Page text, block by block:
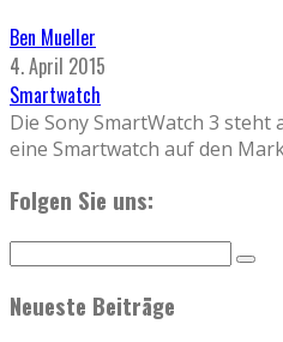
Ben Mueller
4. April 2015
Smartwatch
Die Sony SmartWatch 3
eine Smartwatch auf den
Folgen Sie uns:
Neueste Beiträge